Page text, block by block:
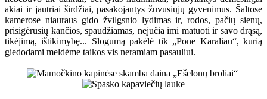
akiai ir jautriai širdžiai, pasakojantys žuvusiųjų gyvenimus. Šaltose
kamerose niauraus gido žvilgsnio lydimas ir, rodos, pačių sienų,
prisigėrusių kančios, spaudžiamas, nejučia imi matuoti ir savo drąsą,
tikėjimą, ištikimybę... Slogumą pakėlė tik „Pone Karaliau“, kurią
giedodami meldėme taikos vis neramiam pasauliui.